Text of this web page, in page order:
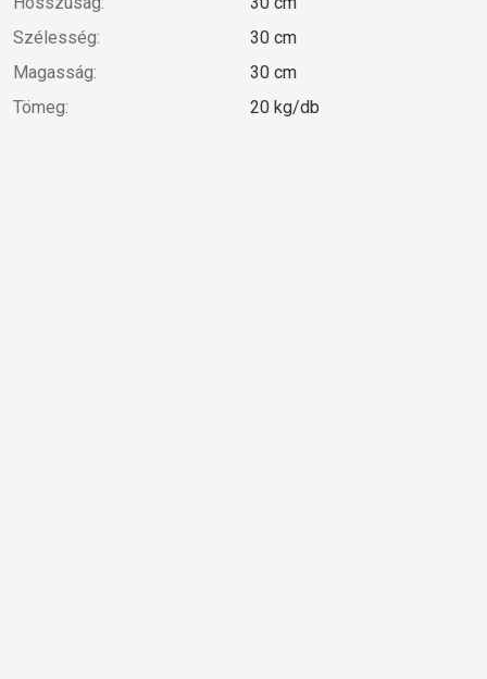
Szélesség:
30 cm
Magasság:
30 cm
Tömeg:
20 kg/db